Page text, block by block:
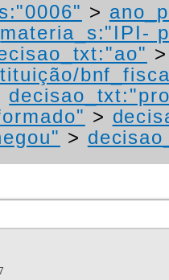
>
materia_s:"IPI-
>
>
>